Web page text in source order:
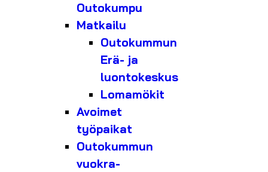
Outokumpu
Matkailu
Outokummun
Erä- ja
luontokeskus
Lomamökit
Avoimet
työpaikat
Outokummun
vuokra-